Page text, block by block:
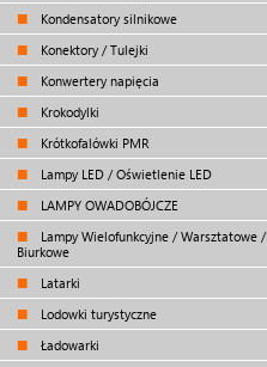
Kondensatory silnikowe
Konektory / Tulejki
Konwertery napięcia
Krokodylki
Krótkofalówki PMR
Lampy LED / Oświetlenie LED
LAMPY OWADOBÓJCZE
Lampy Wielofunkcyjne / Warsztatowe /
Biurkowe
Latarki
Lodowki turystyczne
Ładowarki